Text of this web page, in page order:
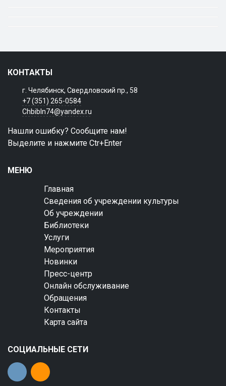
КОНТАКТЫ
г. Челябинск, Свердловский пр., 58
+7 (351) 265-0584
Chbibln74@yandex.ru
Нашли ошибку? Сообщите нам!
Выделите и нажмите Ctr+Enter
МЕНЮ
Главная
Сведения об учреждении культуры
Об учреждении
Библиотеки
Услуги
Мероприятия
Новинки
Пресс-центр
Онлайн обслуживание
Обращения
Контакты
Карта сайта
СОЦИАЛЬНЫЕ СЕТИ